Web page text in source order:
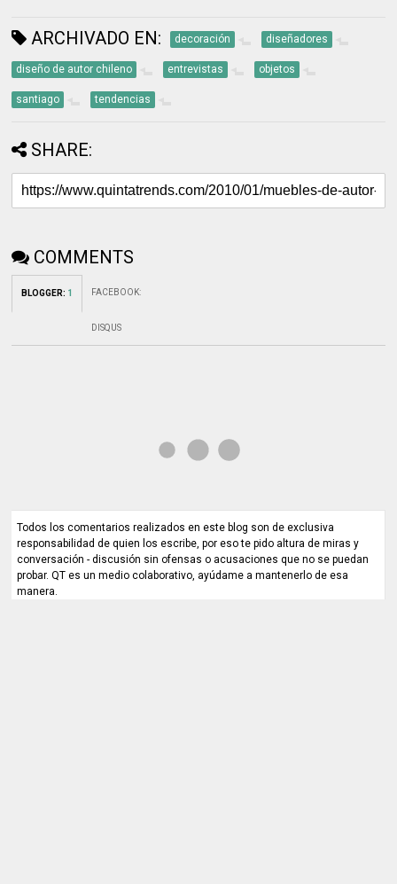
ARCHIVADO EN: decoración diseñadores
diseño de autor chileno entrevistas objetos
santiago tendencias
SHARE:
COMMENTS
BLOGGER: 1 FACEBOOK:
DISQUS
Todos los comentarios realizados en este blog son de exclusiva
responsabilidad de quien los escribe, por eso te pido altura de miras y
conversación - discusión sin ofensas o acusaciones que no se puedan
probar. QT es un medio colaborativo, ayúdame a mantenerlo de esa
manera.